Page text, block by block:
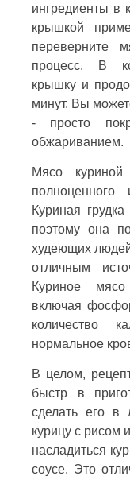
ингредиенты в
крышкой
переверните
процесс. В
крышку и
минут. Вы
- просто
обжариванием.
Мясо куриной
полноценного
Куриная
поэтому она
худеющих
отличным
Куриное
включая
количество
нормальное
В целом,
быстр в
сделать его
курицу с
насладиться
соусе. Это